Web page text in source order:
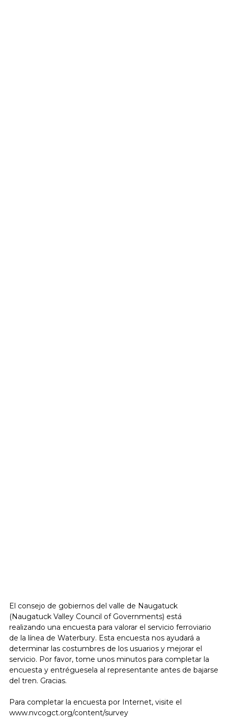
El consejo de gobiernos del valle de Naugatuck
(Naugatuck Valley Council of Governments) está
realizando una encuesta para valorar el servicio ferroviario
de la línea de Waterbury. Esta encuesta nos ayudará a
determinar las costumbres de los usuarios y mejorar el
servicio. Por favor, tome unos minutos para completar la
encuesta y entréguesela al representante antes de bajarse
del tren. Gracias.
Para completar la encuesta por Internet, visite el
www.nvcogct.org/content/survey